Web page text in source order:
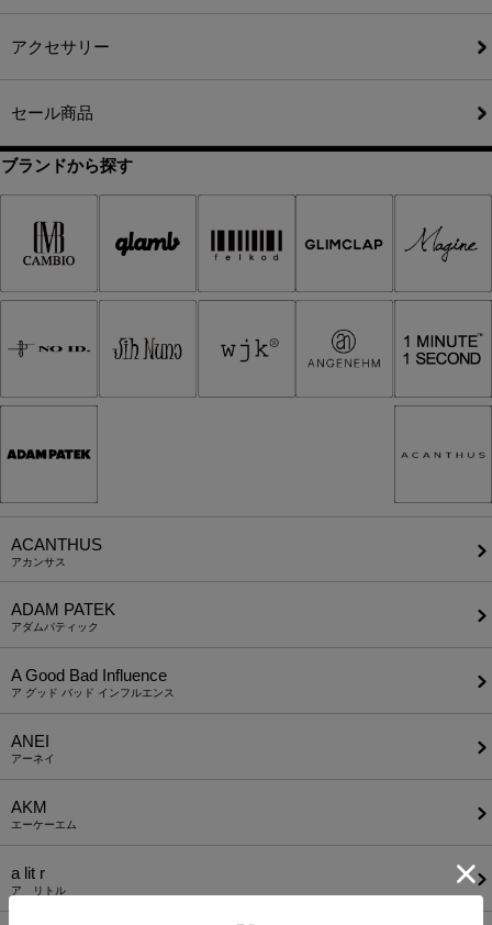
アクセサリー
セール商品
ブランドから探す
ACANTHUS
アカンサス
ADAM PATEK
アダムパティック
A Good Bad Influence
ア グッド バッド インフルエンス
ANEI
アーネイ
AKM
エーケーエム
a lit r
ア リトル